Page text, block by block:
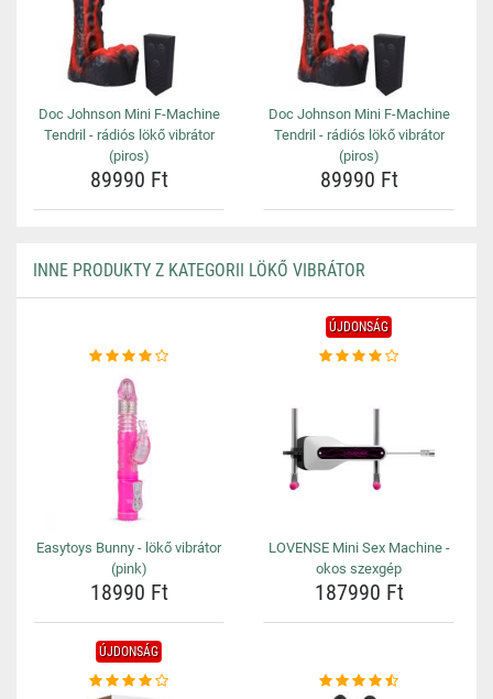
Doc Johnson Mini F-Machine
Tendril - rádiós lökő vibrátor
(piros)
89990 Ft
Doc Johnson Mini F-Machine
Tendril - rádiós lökő vibrátor
(piros)
89990 Ft
INNE PRODUKTY Z KATEGORII LÖKŐ VIBRÁTOR
Easytoys Bunny - lökő vibrátor
(pink)
18990 Ft
ÚJDONSÁG
LOVENSE Mini Sex Machine -
okos szexgép
187990 Ft
ÚJDONSÁG